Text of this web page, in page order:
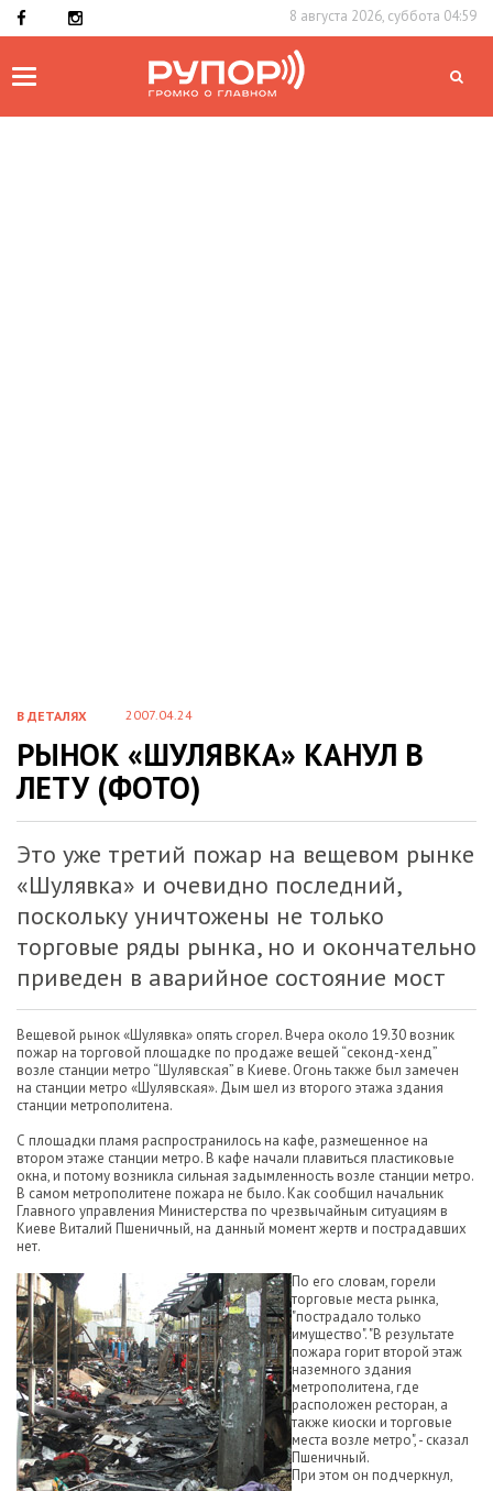
8 августа 2026, суббота 04:59
Toggle
В ДЕТАЛЯХ 2007.04.24
РЫНОК «ШУЛЯВКА» КАНУЛ В
ЛЕТУ (ФОТО)
Это уже третий пожар на вещевом рынке
«Шулявка» и очевидно последний,
поскольку уничтожены не только
торговые ряды рынка, но и окончательно
приведен в аварийное состояние мост
Вещевой рынок «Шулявка» опять сгорел. Вчера около 19.30 возник
пожар на торговой площадке по продаже вещей “секонд-хенд”
возле станции метро “Шулявская” в Киеве. Огонь также был замечен
на станции метро «Шулявская». Дым шел из второго этажа здания
станции метрополитена.
С площадки пламя распространилось на кафе, размещенное на
втором этаже станции метро. В кафе начали плавиться пластиковые
окна, и потому возникла сильная задымленность возле станции метро.
В самом метрополитене пожара не было. Как сообщил начальник
Главного управления Министерства по чрезвычайным ситуациям в
Киеве Виталий Пшеничный, на данный момент жертв и пострадавших
нет.
По его словам, горели
торговые места рынка,
"пострадало только
имущество". "В результате
пожара горит второй этаж
наземного здания
метрополитена, где
расположен ресторан, а
также киоски и торговые
места возле метро", - сказал
Пшеничный.
При этом он подчеркнул,